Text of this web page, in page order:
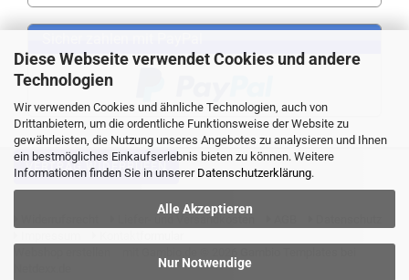
Diese Webseite verwendet Cookies und andere
Technologien
Wir verwenden Cookies und ähnliche Technologien, auch von
Drittanbietern, um die ordentliche Funktionsweise der Website zu
gewährleisten, die Nutzung unseres Angebotes zu analysieren und Ihnen
ein bestmögliches Einkaufserlebnis bieten zu können. Weitere
Informationen finden Sie in unserer Datenschutzerklärung.
Alle Akzeptieren
Nur Notwendige
VERTRAG WIDERRUFEN
Liefer- und Versandkosten